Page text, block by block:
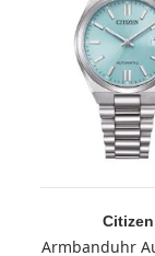
Citizen
Armbanduhr